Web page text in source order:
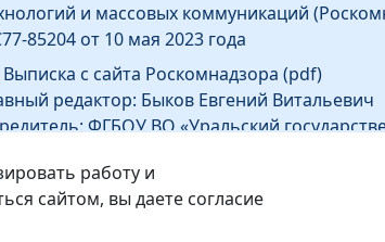
и массовых коммуникаций
85204 от 10 мая 2023 года
Выписка с сайта Роскомнадзора (pdf)
редактор: Быков Евгений Витальевич
ФГБОУ ВО «Уральский
об издателе
Федеральное государственное
образования «Уральский
работу и
сайтом, вы даете согласие